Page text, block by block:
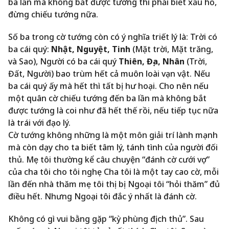
đừng chiếu tướng nữa.
Số ba trong cờ tướng còn có ý nghĩa triết lý là: Trời có
ba cái quý: Nhật, Nguyệt, Tinh (Mặt trời, Mặt trăng,
và Sao), Người có ba cái quý Thiên, Địa, Nhân (Trời,
Đất, Người) bao trùm hết cả muôn loài vạn vật. Nếu
ba cái quý ấy mà hết thì tất bị hư hoại. Cho nên nếu
một quân cờ chiếu tướng đến ba lần mà không bắt
được tướng là coi như đã hết thế rồi, nếu tiếp tục nữa
là trái với đạo lý.
Cờ tướng không những là một môn giải trí lành mạnh
mà còn dạy cho ta biết tâm lý, tánh tình của người đối
thủ. Mẹ tôi thường kể câu chuyện “đánh cờ cưới vợ”
của cha tôi cho tôi nghẹ Cha tôi là một tay cao cờ, mỗi
lần đến nhà thăm mẹ tôi thị bị Ngoại tôi “hỏi thăm” đủ
điều hết. Nhưng Ngoại tôi đắc ý nhất là đánh cờ.
Không có gì vui bằng gặp “kỳ phùng địch thủ”. Sau